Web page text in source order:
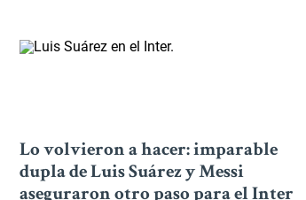
Lo volvieron a hacer: imparable
dupla de Luis Suárez y Messi
aseguraron otro paso para el Inter